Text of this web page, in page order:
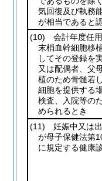
気回復及び執務
が相当であると
(10) 会計年度任
末梢血幹細胞移
してその登録を
又は配偶者、父
植のため骨髄若
細胞を提供する
検査、入院等の
められるとき
(11) 妊娠中又は
が母子保健法第
に規定する健康